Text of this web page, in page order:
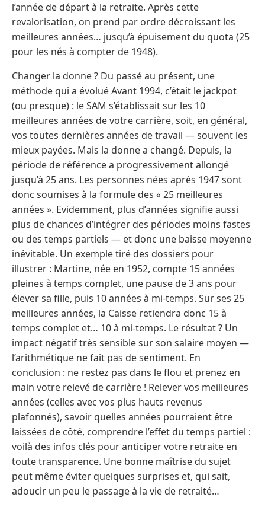
l’année de départ à la retraite. Après cette
revalorisation, on prend par ordre décroissant les
meilleures années… jusqu’à épuisement du quota (25
pour les nés à compter de 1948).
Changer la donne ? Du passé au présent, une
méthode qui a évolué Avant 1994, c’était le jackpot
(ou presque) : le SAM s’établissait sur les 10
meilleures années de votre carrière, soit, en général,
vos toutes dernières années de travail — souvent les
mieux payées. Mais la donne a changé. Depuis, la
période de référence a progressivement allongé
jusqu’à 25 ans. Les personnes nées après 1947 sont
donc soumises à la formule des « 25 meilleures
années ». Evidemment, plus d’années signifie aussi
plus de chances d’intégrer des périodes moins fastes
ou des temps partiels — et donc une baisse moyenne
inévitable. Un exemple tiré des dossiers pour
illustrer : Martine, née en 1952, compte 15 années
pleines à temps complet, une pause de 3 ans pour
élever sa fille, puis 10 années à mi-temps. Sur ses 25
meilleures années, la Caisse retiendra donc 15 à
temps complet et… 10 à mi-temps. Le résultat ? Un
impact négatif très sensible sur son salaire moyen —
l’arithmétique ne fait pas de sentiment. En
conclusion : ne restez pas dans le flou et prenez en
main votre relevé de carrière ! Relever vos meilleures
années (celles avec vos plus hauts revenus
plafonnés), savoir quelles années pourraient être
laissées de côté, comprendre l’effet du temps partiel :
voilà des infos clés pour anticiper votre retraite en
toute transparence. Une bonne maîtrise du sujet
peut même éviter quelques surprises et, qui sait,
adoucir un peu le passage à la vie de retraité…